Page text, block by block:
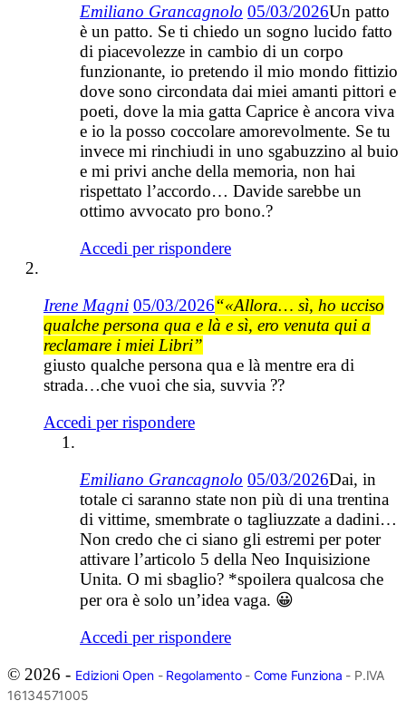
Emiliano Grancagnolo 05/03/2026Un patto
è un patto. Se ti chiedo un sogno lucido fatto
di piacevolezze in cambio di un corpo
funzionante, io pretendo il mio mondo fittizio
dove sono circondata dai miei amanti pittori e
poeti, dove la mia gatta Caprice è ancora viva
e io la posso coccolare amorevolmente. Se tu
invece mi rinchiudi in uno sgabuzzino al buio
e mi privi anche della memoria, non hai
rispettato l’accordo… Davide sarebbe un
ottimo avvocato pro bono.?
Accedi per rispondere
Irene Magni 05/03/2026“«Allora… sì, ho ucciso
qualche persona qua e là e sì, ero venuta qui a
reclamare i miei Libri”
giusto qualche persona qua e là mentre era di
strada…che vuoi che sia, suvvia ??
Accedi per rispondere
Emiliano Grancagnolo 05/03/2026Dai, in
totale ci saranno state non più di una trentina
di vittime, smembrate o tagliuzzate a dadini…
Non credo che ci siano gli estremi per poter
attivare l’articolo 5 della Neo Inquisizione
Unita. O mi sbaglio? *spoilera qualcosa che
per ora è solo un’idea vaga. 😀
Accedi per rispondere
© 2026 - Edizioni Open- Regolamento- Come Funziona - P.IVA
16134571005